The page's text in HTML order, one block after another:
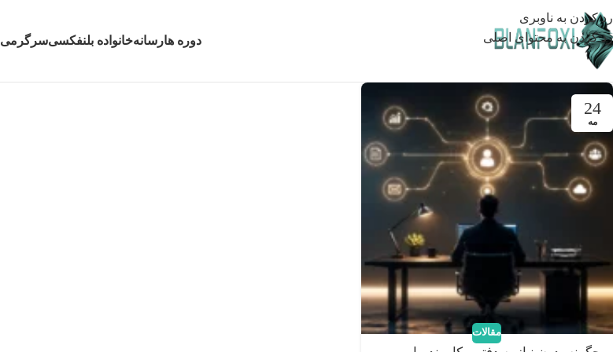
رد کردن به ناوبری
رد کردن به محتوای اصلی
دوره هارسانهخانواده بلنفکسیسرگرمی
24
مه
مقالات